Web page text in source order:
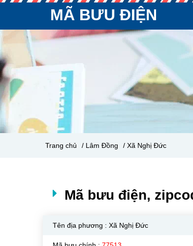
MÃ BƯU ĐIỆN
Trang chủ / Lâm Đồng / Xã Nghị Đức
Mã bưu điện,
Tên địa phương : Xã Nghị Đức